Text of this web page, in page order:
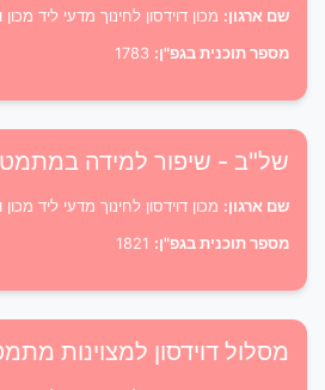
שם ארגון: מכון דוידסון לחינוך מדעי ליד
מספר תוכנית בגפ"ן:
של"ב - שיפור למידה
שם ארגון: מכון דוידסון לחינוך מדעי ליד
מספר תוכנית בגפ"ן:
מסלול דוידסון למצוינות